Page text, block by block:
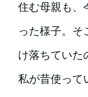
住む母親も、
った様子。そ
け落ちていた
私が昔使って